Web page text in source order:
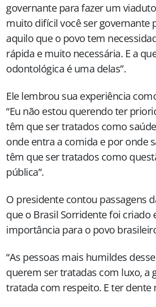
governante para fazer um
muito difícil você ser governante
aquilo que o povo tem
rápida e muito necessária. E a
odontológica é uma delas”.
Ele lembrou sua experiência
“Eu não estou querendo ter
têm que ser tratados como
onde entra a comida e por onde
têm que ser tratados como
pública”.
O presidente contou passagens
que o Brasil Sorridente foi criado
importância para o povo
“As pessoas mais humildes
querem ser tratadas com luxo, a
tratada com respeito. E ter dente